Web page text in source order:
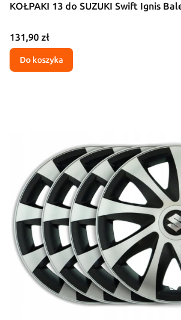
KOŁPAKI 13 do SUZUKI Swift Ignis
Cena
131,90 zł
Do koszyka